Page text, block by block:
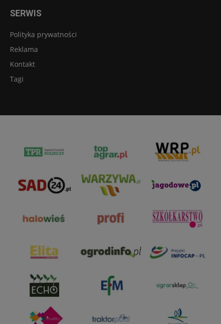
SERWIS
Polityka prywatności
Reklama
Kontakt
Tagi